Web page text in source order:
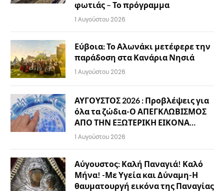
φωτιάς – Το πρόγραμμα
1 Αυγούστου 2026
Εύβοια: Το Αλωνάκι μετέφερε την
παράδοση στα Κανάρια Νησιά
1 Αυγούστου 2026
ΑΥΓΟΥΣΤΟΣ 2026 : Προβλέψεις για
όλα τα ζώδια-Ο ΑΠΕΓΚΛΩΒΙΣΜΟΣ
ΑΠΟ ΤΗΝ ΕΞΩΤΕΡΙΚΗ ΕΙΚΟΝΑ…
1 Αυγούστου 2026
Αύγουστος: Καλή Παναγιά! Καλό
Μήνα! -Με Υγεία και Δύναμη-Η
θαυματουργή εικόνα της Παναγίας